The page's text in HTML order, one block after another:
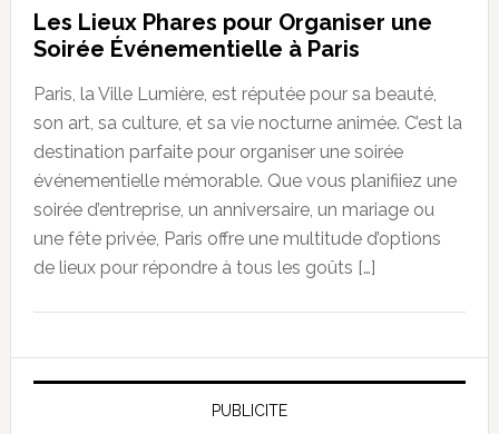
Les Lieux Phares pour Organiser une
Soirée Événementielle à Paris
Paris, la Ville Lumière, est réputée pour sa beauté,
son art, sa culture, et sa vie nocturne animée. C’est la
destination parfaite pour organiser une soirée
événementielle mémorable. Que vous planifiiez une
soirée d’entreprise, un anniversaire, un mariage ou
une fête privée, Paris offre une multitude d’options
de lieux pour répondre à tous les goûts […]
PUBLICITE